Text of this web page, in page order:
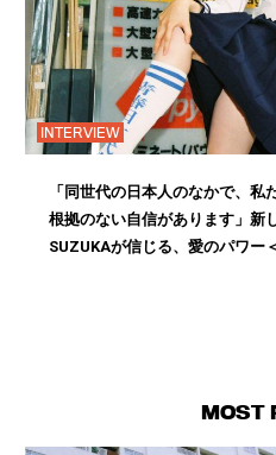
INTERVIEW
「同世代の日本人のなかで、私
根拠のない自信があります」新
SUZUKAが信じる、愛のパワー
MOST